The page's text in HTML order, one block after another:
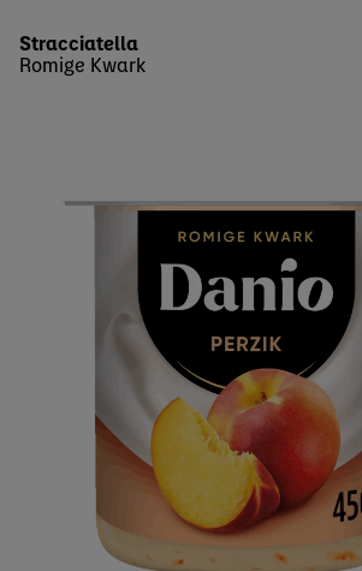
Romige Kwark
Stracciatella